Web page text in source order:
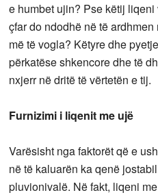
e humbet ujin? Pse këtij
çfar do ndodhë në të
më të vogla? Këtyre dhe
përkatëse shkencore dhe të
nxjerr në dritë të vërtetën e tij.
Furnizimi i liqenit me ujë
Varësisht nga faktorët që e
në të kaluarën ka qenë
pluvionivalë. Në fakt, liqeni